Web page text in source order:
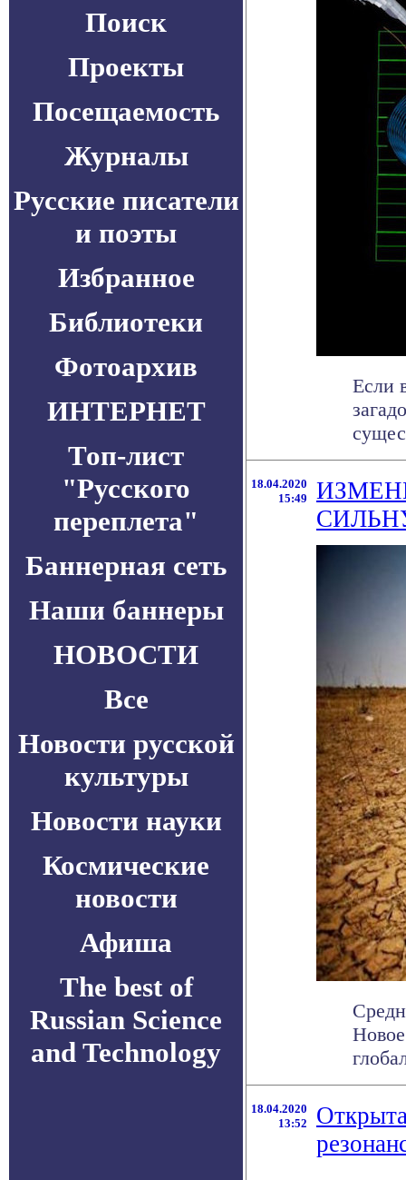
Поиск
Проекты
Посещаемость
Журналы
Русские писатели
и поэты
Избранное
Библиотеки
Фотоархив
ИНТЕРНЕТ
Топ-лист
"Русского
переплета"
Баннерная сеть
Наши баннеры
НОВОСТИ
Все
Новости русской
культуры
Новости науки
Космические
новости
Афиша
The best of
Russian Science
and Technology
Если
18.04.2020
15:49
18.04.2020
13:52